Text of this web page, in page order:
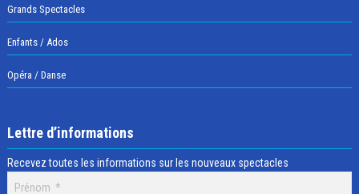
Grands Spectacles
Enfants / Ados
Opéra / Danse
Lettre d’informations
Recevez toutes les informations sur les nouveaux spectacles